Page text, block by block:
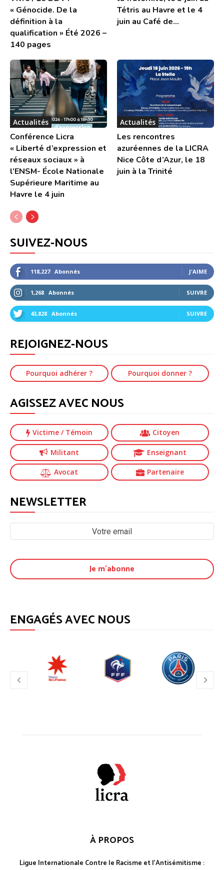
« Génocide. De la
définition à la
qualification » Été 2026 –
140 pages
Tétris au Havre et le 4
juin au Café de...
Actualités
Conférence Licra
« Liberté d’expression et
réseaux sociaux » à
l’ENSM- École Nationale
Supérieure Maritime au
Havre le 4 juin
Actualités
Les rencontres
azuréennes de la LICRA
Nice Côte d’Azur, le 18
juin à la Trinité
SUIVEZ-NOUS
118,227 Abonnés J'AIME
1,268 Abonnés SUIVRE
43,828 Abonnés SUIVRE
REJOIGNEZ-NOUS
Pourquoi adhérer ? Pourquoi donner ?
AGISSEZ AVEC NOUS
Victime / Témoin Citoyen
Militant Enseignant
Avocat Partenaire
NEWSLETTER
ENGAGÉS AVEC NOUS
À PROPOS
Ligue Internationale Contre le Racisme et l'Antisémitisme :